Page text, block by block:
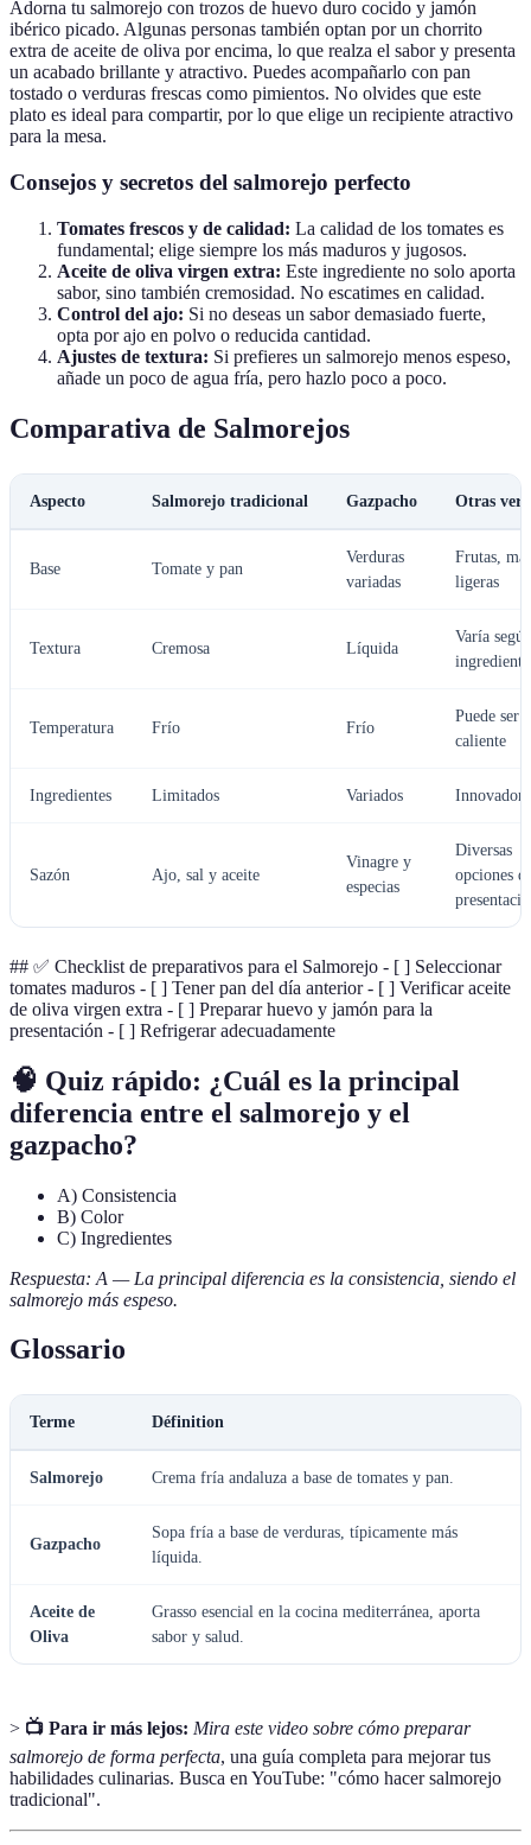
Adorna tu salmorejo con trozos de huevo duro cocido y jamón
ibérico picado. Algunas personas también optan por un chorrito
extra de aceite de oliva por encima, lo que realza el sabor y presenta
un acabado brillante y atractivo. Puedes acompañarlo con pan
tostado o verduras frescas como pimientos. No olvides que este
plato es ideal para compartir, por lo que elige un recipiente atractivo
para la mesa.
Consejos y secretos del salmorejo perfecto
Tomates frescos y de calidad: La calidad de los tomates es
fundamental; elige siempre los más maduros y jugosos.
Aceite de oliva virgen extra: Este ingrediente no solo aporta
sabor, sino también cremosidad. No escatimes en calidad.
Control del ajo: Si no deseas un sabor demasiado fuerte,
opta por ajo en polvo o reducida cantidad.
Ajustes de textura: Si prefieres un salmorejo menos espeso,
añade un poco de agua fría, pero hazlo poco a poco.
Comparativa de Salmorejos
Aspecto Salmorejo tradicional Gazpacho Otras
Base Tomate y pan
Verduras
variadas
Frutas, más
ligeras
Textura Cremosa Líquida
Varía según
Temperatura Frío Frío
Puede ser
caliente
Ingredientes Limitados Variados
Sazón Ajo, sal y aceite
Vinagre y
especias
Diversas
opciones
## ✅ Checklist de preparativos para el Salmorejo - [ ] Seleccionar
tomates maduros - [ ] Tener pan del día anterior - [ ] Verificar aceite
de oliva virgen extra - [ ] Preparar huevo y jamón para la
presentación - [ ] Refrigerar adecuadamente
🧠 Quiz rápido: ¿Cuál es la principal
diferencia entre el salmorejo y el
gazpacho?
A) Consistencia
B) Color
C) Ingredientes
Respuesta: A — La principal diferencia es la consistencia, siendo el
salmorejo más espeso.
Glossario
Terme Définition
Salmorejo Crema fría andaluza a base de tomates y pan.
Gazpacho
Sopa fría a base de verduras, típicamente más
líquida.
Aceite de
Oliva
Grasso esencial en la cocina mediterránea, aporta
sabor y salud.
> 📺 Para ir más lejos: Mira este video sobre cómo preparar
salmorejo de forma perfecta, una guía completa para mejorar tus
habilidades culinarias. Busca en YouTube: "cómo hacer salmorejo
tradicional".